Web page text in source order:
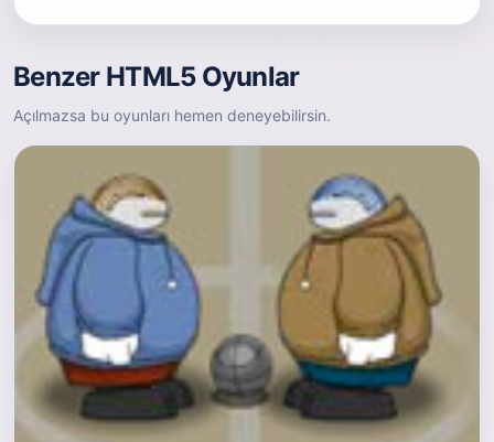
Benzer HTML5 Oyunlar
Açılmazsa bu oyunları hemen deneyebilirsin.